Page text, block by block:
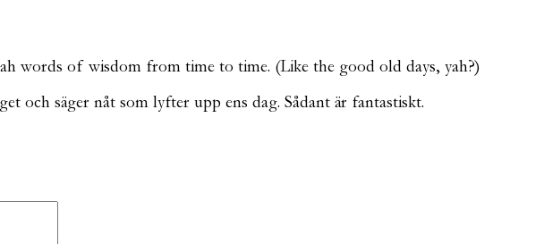
words of wisdom from time to time. (Like the good old days, yah?)
och säger nåt som lyfter upp ens dag. Sådant är fantastiskt.